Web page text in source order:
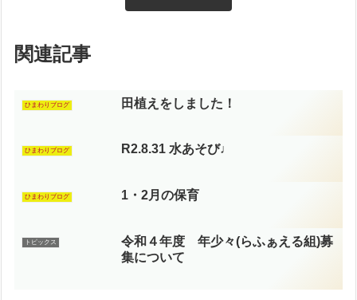
関連記事
ひまわりブログ 田植えをしました！
ひまわりブログ R2.8.31 水あそび♩
ひまわりブログ 1・2月の保育
トピックス
令和４年度 年少々(らふぁえる組)募
集について